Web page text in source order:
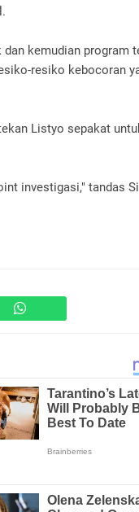
kemudian program
resiko kebocoran
Listyo sepakat
investigasi," tandas